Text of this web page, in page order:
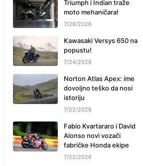
Triumph i Indian traže
moto mehaničara!
7/28/2026
Kawasaki Versys 650 na
popustu!
7/24/2026
Norton Atlas Apex: ime
dovoljno teško da nosi
istoriju
7/22/2026
Fabio Kvartararo i David
Alonso novi vozači
fabričke Honda ekipe
7/22/2026